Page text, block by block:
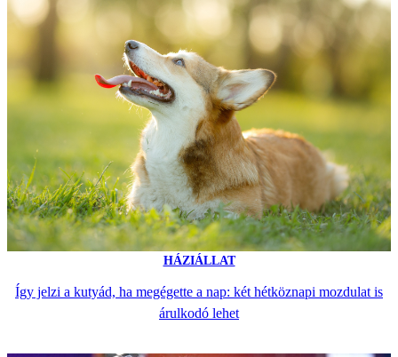
HÁZIÁLLAT
Így jelzi a kutyád, ha megégette a nap: két hétköznapi mozdulat is
árulkodó lehet